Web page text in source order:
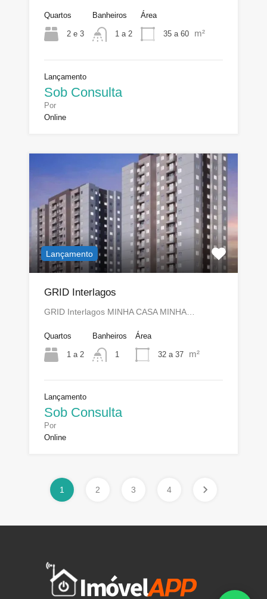
Quartos
2 e 3
Banheiros
1 a 2
Área
35 a 60 m²
Lançamento
Sob Consulta
Por
Online
Lançamento
GRID Interlagos
GRID Interlagos MINHA CASA MINHA…
Quartos
1 a 2
Banheiros
1
Área
32 a 37 m²
Lançamento
Sob Consulta
Por
Online
1 2 3 4